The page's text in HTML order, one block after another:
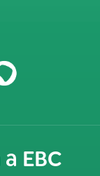
EBC